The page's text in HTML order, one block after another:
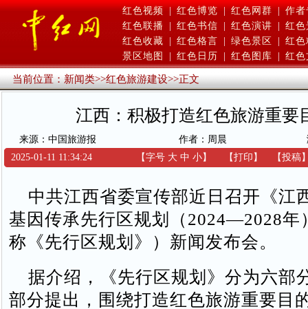
红色视频 | 红色博览 | 红色网群 | 作者
红色联播
红色书信 红色演讲
红色
红色收藏
红色格言 绿色景区
红色
景区地图
红色日历 红色图库 红色
当前位置：新闻类>>红色旅游建设>>正文
江西：积极打造红色旅游重要
来源：中国旅游报 作者：周晨
2025-01-11 11:34:24
【字号 大 中 小】 【打印 】 【投稿
中共江西省委宣传部近日召开《江
基因传承先行区规划（2024—2028年
称《先行区规划》）新闻发布会。
据介绍，《先行区规划》分为六部
部分提出，围绕打造红色旅游重要目